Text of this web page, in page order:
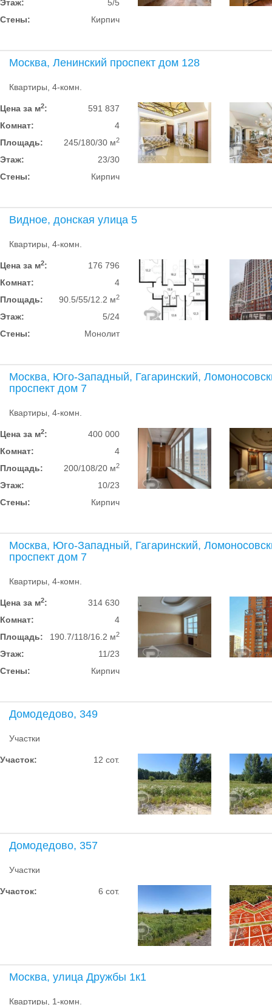
Этаж:
5/5
Стены:
Кирпич
Москва, Ленинский проспект дом 128
Квартиры, 4-комн.
Цена за м2:
591 837
Комнат:
4
Площадь:
245/180/30 м2
Этаж:
23/30
Стены:
Кирпич
Видное, донская улица 5
Квартиры, 4-комн.
Цена за м2:
176 796
Комнат:
4
Площадь:
90.5/55/12.2 м2
Этаж:
5/24
Стены:
Монолит
Москва, Юго-Западный, Гагаринский,
проспект дом 7
Квартиры, 4-комн.
Цена за м2:
400 000
Комнат:
4
Площадь:
200/108/20 м2
Этаж:
10/23
Стены:
Кирпич
Москва, Юго-Западный, Гагаринский,
проспект дом 7
Квартиры, 4-комн.
Цена за м2:
314 630
Комнат:
4
Площадь:
190.7/118/16.2 м2
Этаж:
11/23
Стены:
Кирпич
Домодедово, 349
Участки
Участок: 12 сот.
Домодедово, 357
Участки
Участок: 6 сот.
Москва, улица Дружбы 1к1
Квартиры, 1-комн.